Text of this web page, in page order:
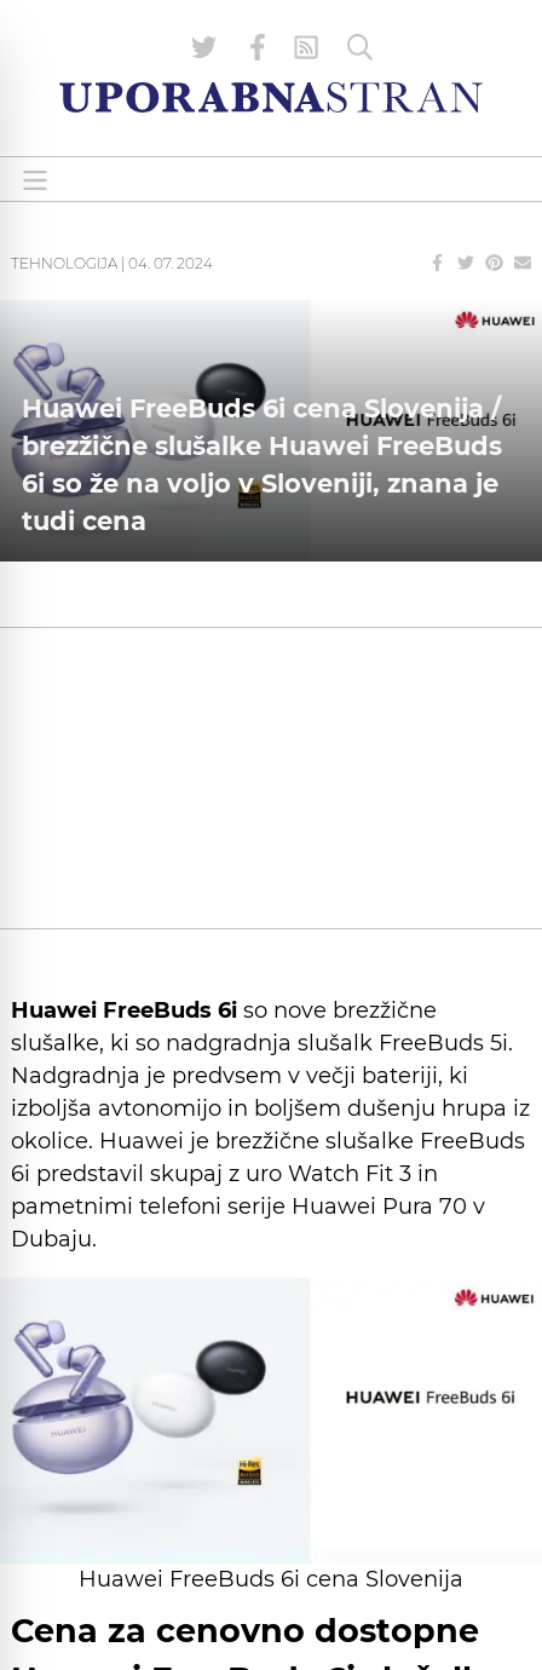
TEHNOLOGIJA 04. 07. 2024
Huawei FreeBuds 6i cena Slovenija /
brezžične slušalke Huawei FreeBuds
6i so že na voljo v Sloveniji, znana je
tudi cena
Huawei FreeBuds 6i so nove brezžične
slušalke, ki so nadgradnja slušalk FreeBuds 5i.
Nadgradnja je predvsem v večji bateriji, ki
izboljša avtonomijo in boljšem dušenju hrupa iz
okolice. Huawei je brezžične slušalke FreeBuds
6i predstavil skupaj z uro Watch Fit 3 in
pametnimi telefoni serije Huawei Pura 70 v
Dubaju.
Huawei FreeBuds 6i cena Slovenija
Cena za cenovno dostopne